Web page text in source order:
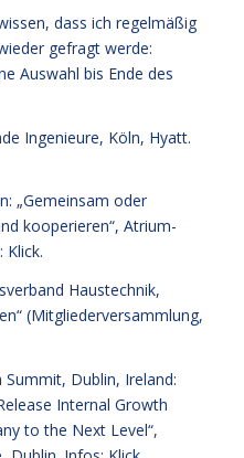
dass ich regelmäßig
gefragt werde:
Auswahl bis Ende des
Ingenieure, Köln, Hyatt.
„Gemeinsam oder
kooperieren“, Atrium-
Klick.
Haustechnik,
(Mitgliederversammlung,
Summit, Dublin, Ireland:
Internal Growth
to the Next Level“,